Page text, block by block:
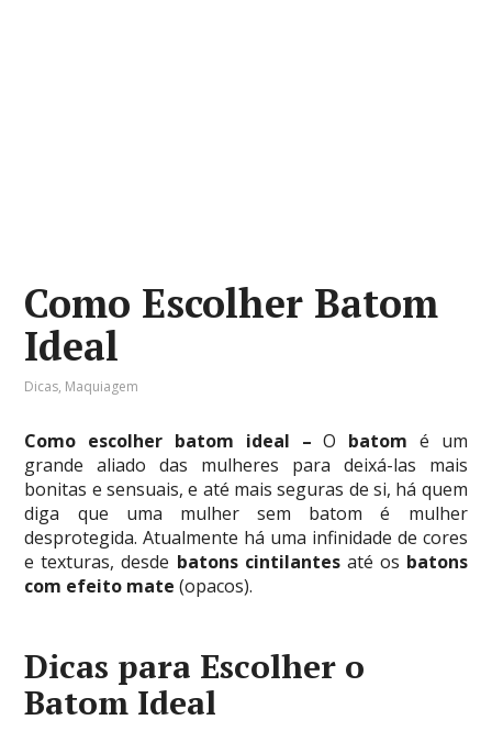
Como Escolher Batom
Ideal
Dicas, Maquiagem
Como escolher batom ideal –O batom é um
grande aliado das mulheres para deixá-las mais
bonitas e sensuais, e até mais seguras de si, há quem
diga que uma mulher sem batom é mulher
desprotegida. Atualmente há uma infinidade de cores
e texturas, desde batons cintilantesaté os batons
com efeito mate (opacos).
Dicas para Escolher o
Batom Ideal